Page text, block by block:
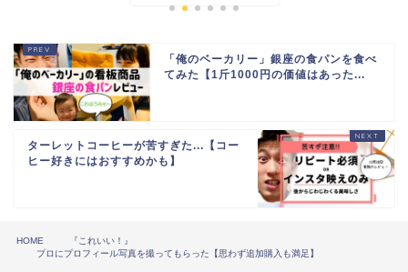
「俺のベーカリー」銀座の食パンを食べ
てみた【1斤1000円の価値はあった...
ターレットコーヒーが苦すぎた...【コー
ヒー好きにはおすすめかも】
HOME
『これいい！』
プロにプロフィール写真を撮ってもらった【思わず追加購入も満足】